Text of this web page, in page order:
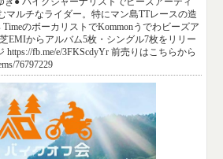
マルチなライダー。特にマン島TTレースの造
のボーカリストでKommonうでわビーズア
EMIからアルバム5枚・シングル7枚をリリー
https://fb.me/e/3FKScdyYr 前売りはこちらから
76797229